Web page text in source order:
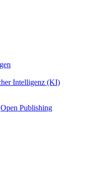
Intelligenz (KI)
Open Publishing